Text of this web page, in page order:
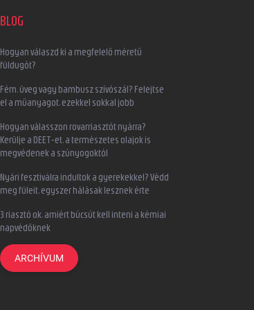
BLOG
Hogyan válaszd ki a megfelelő méretű
füldugót?
Fém, üveg vagy bambusz szívószál? Felejtse
el a műanyagot, ezekkel sokkal jobb
Hogyan válasszon rovarriasztót nyárra?
Kerülje a DEET-et, a természetes olajok is
megvédenek a szúnyogoktól
Nyári fesztiválra indultok a gyerekekkel? Védd
meg füleit, egyszer hálásak lesznek érte
3 riasztó ok, amiért búcsút kell inteni a kémiai
napvédőknek
ARCHÍVUM